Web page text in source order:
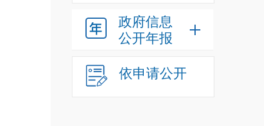
政府信息
公开年报
依申请公开